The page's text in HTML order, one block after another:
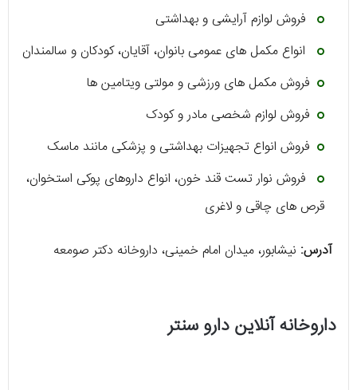
فروش لوازم آرایشی و بهداشتی
انواع مکمل ‌های عمومی بانوان، آقایان، کودکان و سالمندان
فروش مکمل‌ های ورزشی و مولتی ویتامین ‌ها
فروش لوازم شخصی مادر و کودک
فروش انواع تجهیزات بهداشتی و پزشکی مانند ماسک
فروش نوار تست قند خون، انواع داروهای پوکی استخوان،
قرص‌ های چاقی و لاغری
آدرس: نیشابور، میدان امام خمینی، داروخانه دکتر صومعه
داروخانه آنلاین دارو سنتر